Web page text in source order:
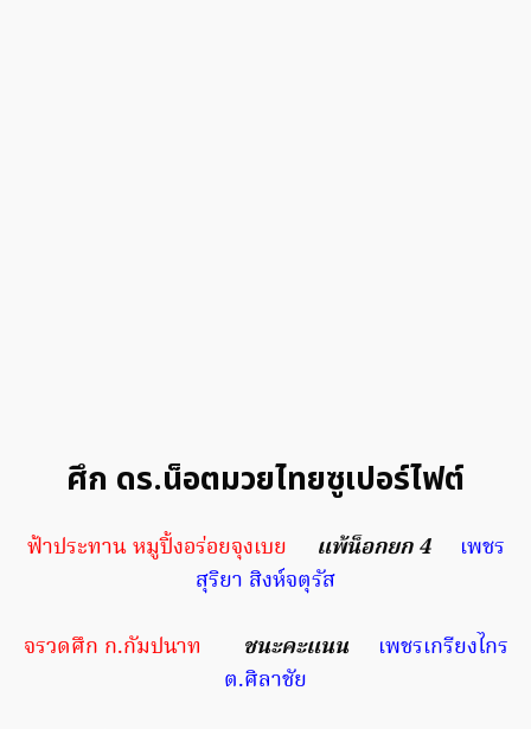
ศึก ดร.น็อตมวยไทยซูเปอร์ไฟต์
ฟ้าประทาน หมูปิ้งอร่อยจุงเบย แพ้น็อกยก 4
เพชร
สุริยา สิงห์จตุรัส
จรวดศึก ก.กัมปนาท
ชนะคะแนน
เพชรเกรียงไกร
ต.ศิลาชัย